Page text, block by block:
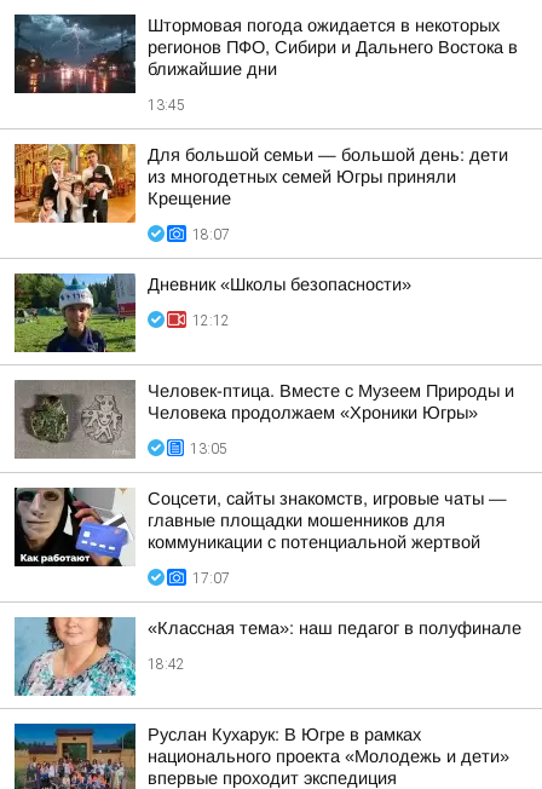
Штормовая погода ожидается в некоторых
регионов ПФО, Сибири и Дальнего Востока в
ближайшие дни
13:45
Для большой семьи — большой день: дети
из многодетных семей Югры приняли
Крещение
18:07
Дневник «Школы безопасности»
12:12
Человек-птица. Вместе с Музеем Природы и
Человека продолжаем «Хроники Югры»
13:05
Соцсети, сайты знакомств, игровые чаты —
главные площадки мошенников для
коммуникации с потенциальной жертвой
17:07
«Классная тема»: наш педагог в полуфинале
18:42
Руслан Кухарук: В Югре в рамках
национального проекта «Молодежь и дети»
впервые проходит экспедиция